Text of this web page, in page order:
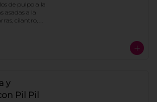
de pulpo a la
asadas a la
cilantro,
y
Pil Pil